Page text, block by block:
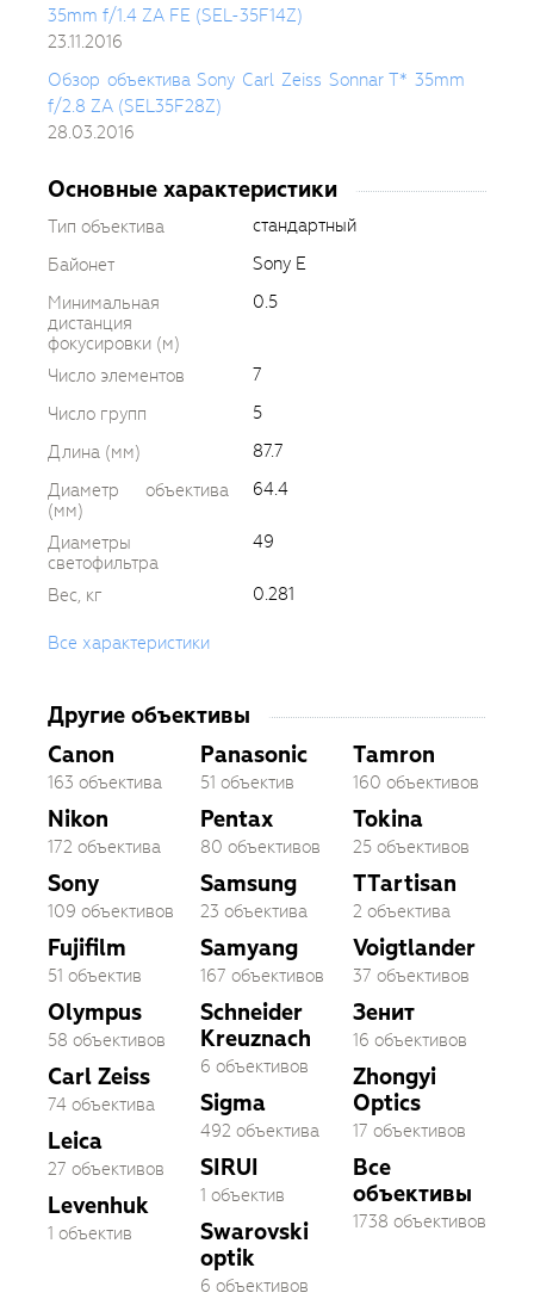
35mm f/1.4 ZA FE (SEL-35F14Z)
23.11.2016
Обзор объектива Sony Carl Zeiss Sonnar T* 35mm
f/2.8 ZA (SEL35F28Z)
28.03.2016
Основные характеристики
Тип объектива
стандартный
Байонет
Sony E
Минимальная
дистанция
фокусировки (м)
0.5
Число элементов
7
Число групп
5
Длина (мм)
87.7
Диаметр объектива
(мм)
64.4
Диаметры
светофильтра
49
Вес, кг 0.281
Все характеристики
Другие объективы
Canon
163 объектива
Nikon
172 объектива
Sony
109 объективов
Fujifilm
51 объектив
Olympus
58 объективов
Carl Zeiss
74 объектива
Leica
27 объективов
Levenhuk
1 объектив
Panasonic
51 объектив
Pentax
80 объективов
Samsung
23 объектива
Samyang
167 объективов
Schneider
Kreuznach
6 объективов
Sigma
492 объектива
SIRUI
1 объектив
Swarovski
optik
6 объективов
Tamron
160 объективов
Tokina
25 объективов
TTartisan
2 объектива
Voigtlander
37 объективов
Зенит
16 объективов
Zhongyi
Optics
17 объективов
Все
объективы
1738 объективов